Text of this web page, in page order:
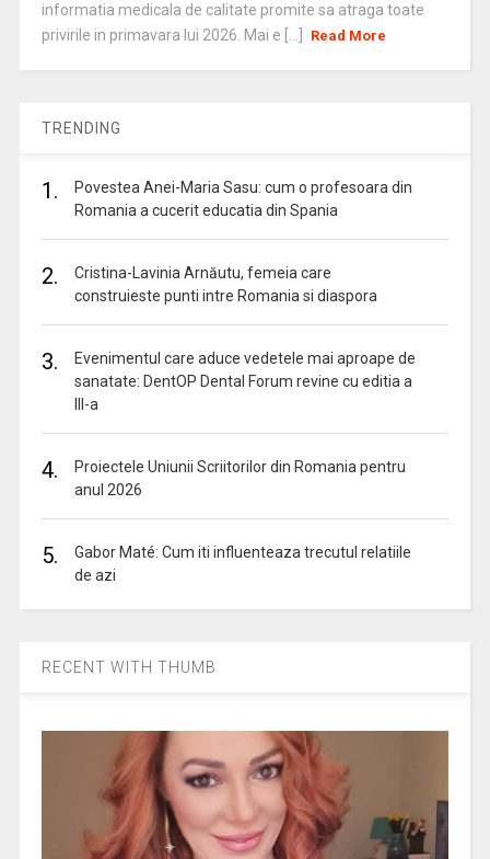
informatia medicala de calitate promite sa atraga toate
privirile in primavara lui 2026. Mai e [...]
Read More
TRENDING
1.
Povestea Anei-Maria Sasu: cum o profesoara din
Romania a cucerit educatia din Spania
2.
Cristina-Lavinia Arnăutu, femeia care
construieste punti intre Romania si diaspora
3.
Evenimentul care aduce vedetele mai aproape de
sanatate: DentOP Dental Forum revine cu editia a
III-a
4.
Proiectele Uniunii Scriitorilor din Romania pentru
anul 2026
5.
Gabor Maté: Cum iti influenteaza trecutul relatiile
de azi
RECENT WITH THUMB